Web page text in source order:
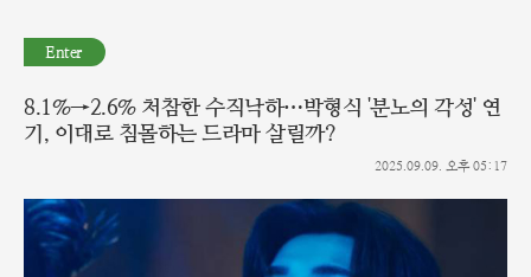
Enter
8.1%→2.6% 처참한 수직낙하…박형식 '분노의 각성' 연
기, 이대로 침몰하는 드라마 살릴까?
2025.09.09. 오후 05:17